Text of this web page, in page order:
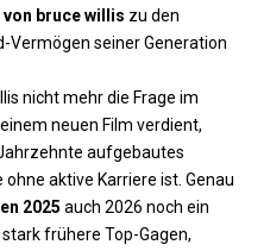
bruce willis zu den
Vermögen seiner Generation
nicht mehr die Frage im
neuen Film verdient,
aufgebautes
aktive Karriere ist. Genau
2025 auch 2026 noch ein
frühere Top-Gagen,